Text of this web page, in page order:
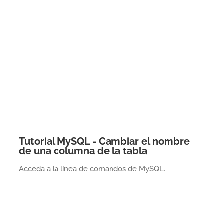
Tutorial MySQL - Cambiar el nombre
de una columna de la tabla
Acceda a la línea de comandos de MySQL.